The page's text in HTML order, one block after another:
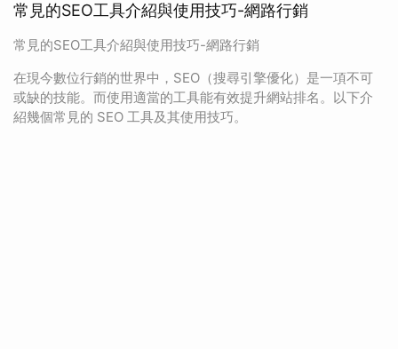
常見的SEO工具介紹與使用技巧-網路行銷
常見的SEO工具介紹與使用技巧-網路行銷
在現今數位行銷的世界中，SEO（搜尋引擎優化）是一項不可
或缺的技能。而使用適當的工具能有效提升網站排名。以下介
紹幾個常見的 SEO 工具及其使用技巧。